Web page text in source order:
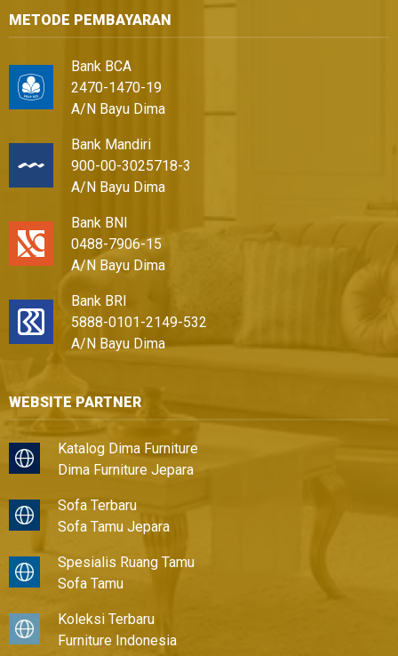
METODE PEMBAYARAN
Bank BCA
2470-1470-19
A/N Bayu Dima
Bank Mandiri
900-00-3025718-3
A/N Bayu Dima
Bank BNI
0488-7906-15
A/N Bayu Dima
Bank BRI
5888-0101-2149-532
A/N Bayu Dima
WEBSITE PARTNER
Katalog Dima Furniture
Dima Furniture Jepara
Sofa Terbaru
Sofa Tamu Jepara
Spesialis Ruang Tamu
Sofa Tamu
Koleksi Terbaru
Furniture Indonesia